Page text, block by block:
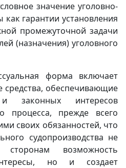
значение уголовно-
гарантии установления
промежуточной задачи
(назначения) уголовного
форма включает
обеспечивающие
законных интересов
процесса, прежде всего
своих обязанностей, что
судопроизводства не
сторонам возможность
но и создает